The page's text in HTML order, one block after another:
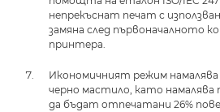
непрекъснат печат с
замяна след първоначалното
принтера.
Икономичният режим
черно мастило, като
да бъдат отпечатани 26%